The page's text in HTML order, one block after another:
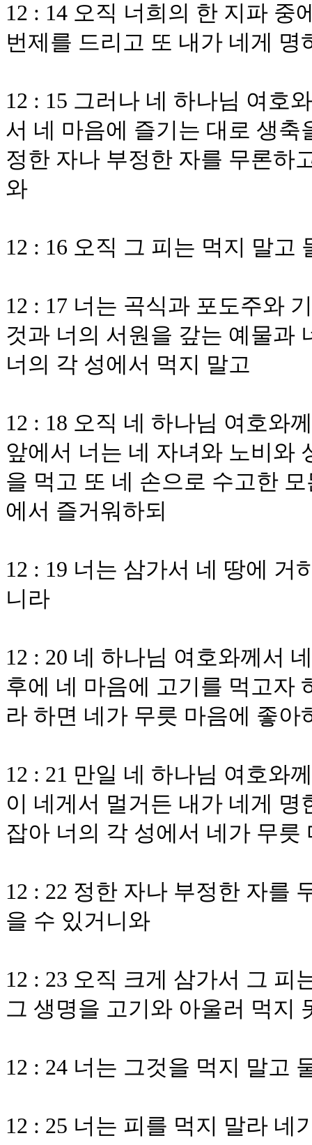
12 : 14 오직 너희의 한 지파 중
번제를 드리고 또 내가 네게
12 : 15 그러나 네 하나님 여호
서 네 마음에 즐기는 대로 생
정한 자나 부정한 자를 무론하
와
12 : 16 오직 그 피는 먹지 말고
12 : 17 너는 곡식과 포도주와
것과 너의 서원을 갚는 예물과
너의 각 성에서 먹지 말고
12 : 18 오직 네 하나님 여호와
앞에서 너는 네 자녀와 노비와
을 먹고 또 네 손으로 수고한
에서 즐거워하되
12 : 19 너는 삼가서 네 땅에
니라
12 : 20 네 하나님 여호와께서
후에 네 마음에 고기를 먹고자
라 하면 네가 무릇 마음에 좋
12 : 21 만일 네 하나님 여호와
이 네게서 멀거든 내가 네게
잡아 너의 각 성에서 네가 무
12 : 22 정한 자나 부정한 자를
을 수 있거니와
12 : 23 오직 크게 삼가서 그 피
그 생명을 고기와 아울러 먹지
12 : 24 너는 그것을 먹지 말고
12 : 25 너는 피를 먹지 말라